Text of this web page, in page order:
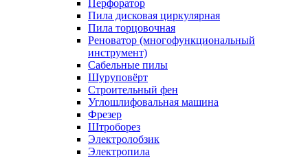
Перфоратор
Пила дисковая циркулярная
Пила торцовочная
Реноватор (многофункциональный
инструмент)
Сабельные пилы
Шуруповёрт
Строительный фен
Углошлифовальная машина
Фрезер
Штроборез
Электролобзик
Электропила